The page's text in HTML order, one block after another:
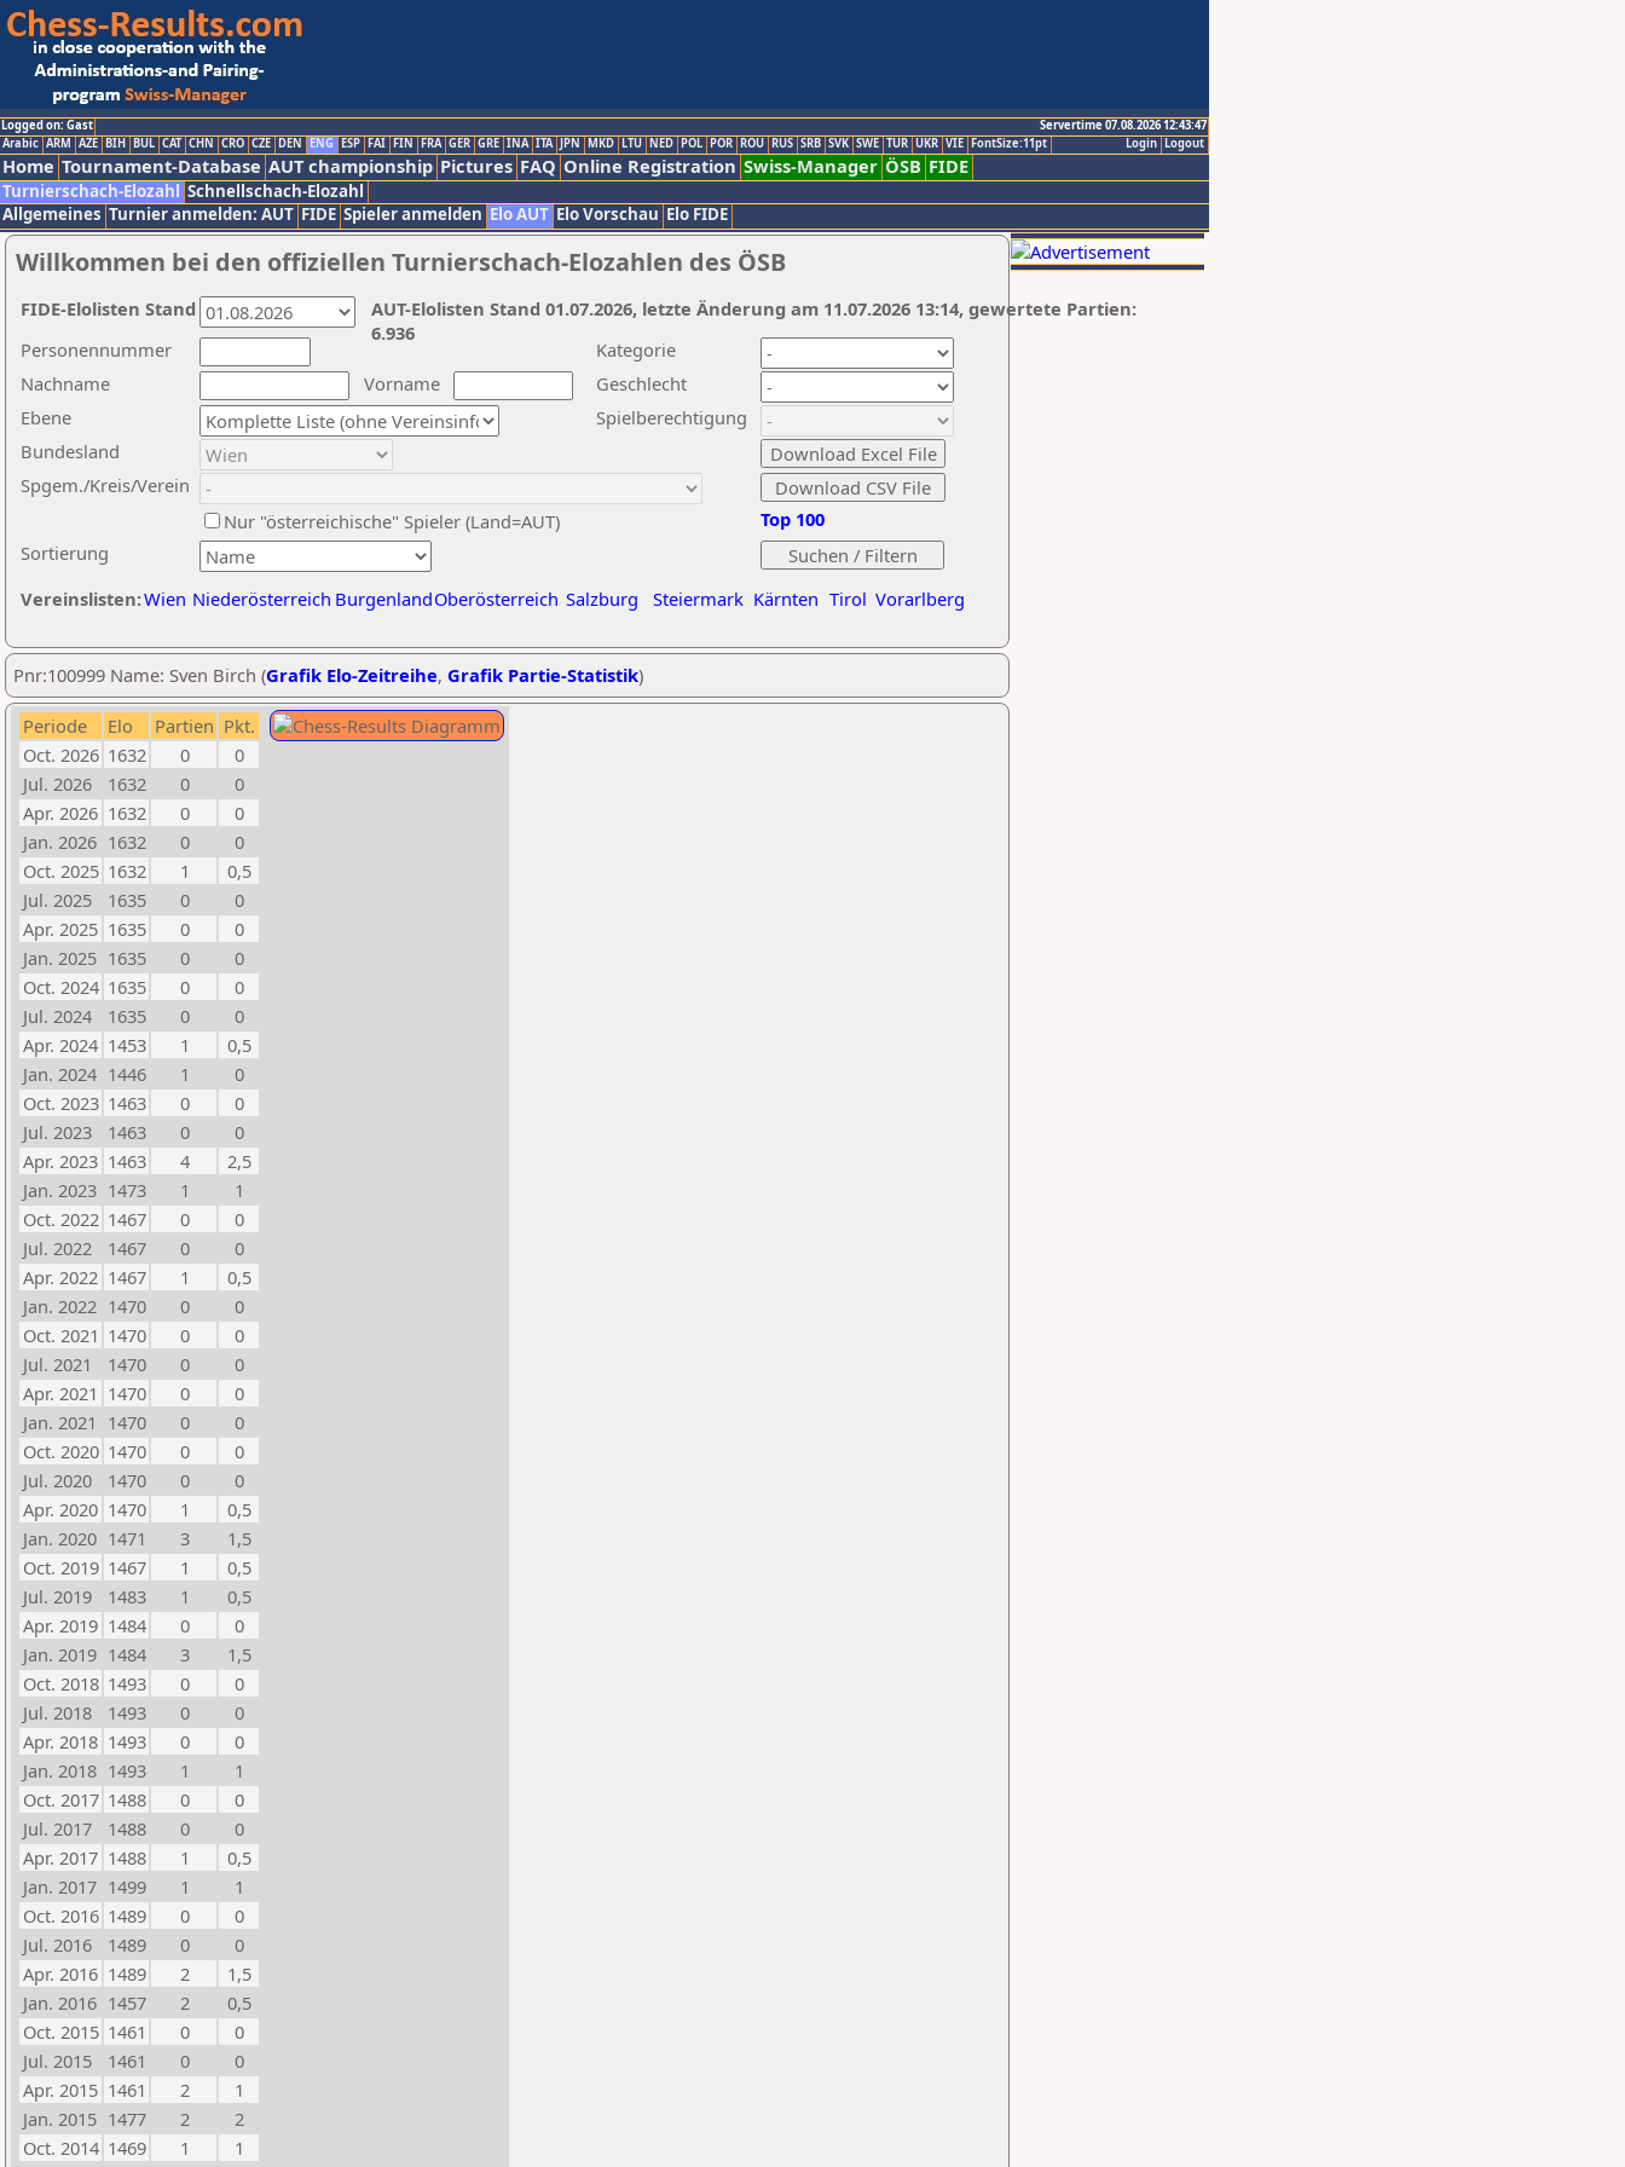
Logged on: Gast
Servertime 07.08.2026 12:43:47
Logout
Login
Arabic ARM AZE BIH BUL CAT CHN CRO CZE DEN ENG ESP FAI FIN FRA GER GRE INA ITA JPN MKD LTU NED POL POR ROU RUS SRB SVK SWE TUR UKR VIE FontSize:11pt
Home Tournament-Database AUT championship Pictures FAQ Online Registration Swiss-Manager ÖSB FIDE
Turnierschach-Elozahl Schnellschach-Elozahl
Allgemeines Turnier anmelden: AUT FIDE Spieler anmelden Elo AUT Elo Vorschau Elo FIDE
Willkommen bei den offiziellen Turnierschach-Elozahlen des ÖSB
Nachname
Vorname
Ebene
Kategorie
Sortierung
Personennummer
Bundesland
Spgem./Kreis/Verein
Geschlecht
Nur "österreichische" Spieler (Land=AUT)
Spielberechtigung
Vereinslisten:Wien Niederösterreich BurgenlandOberösterreich Salzburg Steiermark Kärnten Tirol Vorarlberg
Top 100
AUT-Elolisten Stand 01.07.2026, letzte Änderung am 11.07.2026 13:14, gewertete Partien:
6.936
FIDE-Elolisten Stand
Pnr:100999 Name: Sven Birch (Grafik Elo-Zeitreihe, Grafik Partie-Statistik)
Periode Elo Partien Pkt.
Oct. 2026 1632 0
0
Jul. 2026
1632 0
0
Apr. 2026 1632 0
0
Jan. 2026 1632 0
0
Oct. 2025 1632 1
0,5
Jul. 2025
1635 0
0
Apr. 2025 1635 0
0
Jan. 2025 1635 0
0
Oct. 2024 1635 0
0
Jul. 2024
1635 0
0
Apr. 2024 1453 1
0,5
Jan. 2024 1446 1
0
Oct. 2023 1463 0
0
Jul. 2023
1463 0
0
Apr. 2023 1463 4
2,5
Jan. 2023 1473 1
1
Oct. 2022 1467 0
0
Jul. 2022
1467 0
0
Apr. 2022 1467 1
0,5
Jan. 2022 1470 0
0
Oct. 2021 1470 0
0
Jul. 2021
1470 0
0
Apr. 2021 1470 0
0
Jan. 2021 1470 0
0
Oct. 2020 1470 0
0
Jul. 2020
1470 0
0
Apr. 2020 1470 1
0,5
Jan. 2020 1471 3
1,5
Oct. 2019 1467 1
0,5
Jul. 2019
1483 1
0,5
Apr. 2019 1484 0
0
Jan. 2019 1484 3
1,5
Oct. 2018 1493 0
0
Jul. 2018
1493 0
0
Apr. 2018 1493 0
0
Jan. 2018 1493 1
1
Oct. 2017 1488 0
0
Jul. 2017
1488 0
0
Apr. 2017 1488 1
0,5
Jan. 2017 1499 1
1
Oct. 2016 1489 0
0
Jul. 2016
1489 0
0
Apr. 2016 1489 2
1,5
Jan. 2016 1457 2
0,5
Oct. 2015 1461 0
0
Jul. 2015
1461 0
0
Apr. 2015 1461 2
1
Jan. 2015 1477 2
2
Oct. 2014 1469 1
1